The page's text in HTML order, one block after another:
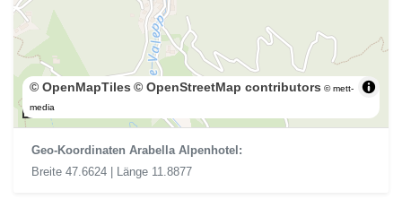
300 m
© OpenMapTiles © OpenStreetMap contributors © mett-
media
Geo-Koordinaten Arabella Alpenhotel:
Breite 47.6624 | Länge 11.8877